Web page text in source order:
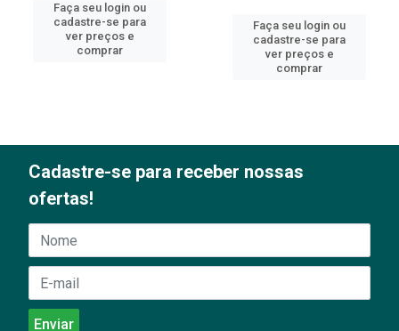
Faça seu login ou
cadastre-se para
ver preços e
comprar
Faça seu login ou
cadastre-se para
ver preços e
comprar
Cadastre-se para receber nossas
ofertas!